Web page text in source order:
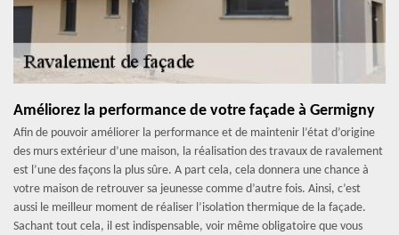
Améliorez la performance de votre façade à Germigny
Afin de pouvoir améliorer la performance et de maintenir l’état d’origine
des murs extérieur d’une maison, la réalisation des travaux de ravalement
est l’une des façons la plus sûre. A part cela, cela donnera une chance à
votre maison de retrouver sa jeunesse comme d’autre fois. Ainsi, c’est
aussi le meilleur moment de réaliser l’isolation thermique de la façade.
Sachant tout cela, il est indispensable, voir même obligatoire que vous